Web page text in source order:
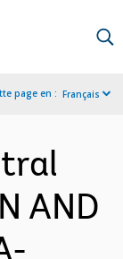
page en : Français
AND